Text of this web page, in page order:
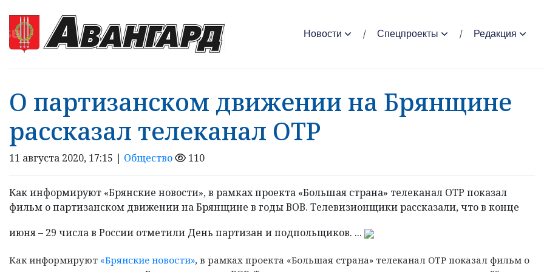
Новости Спецпроекты Редакция
О партизанском движении на Брянщине
рассказал телеканал ОТР
11 августа 2020, 17:15 | Общество 110
Как информируют «Брянские новости», в рамках проекта «Большая страна» телеканал ОТР показал
фильм о партизанском движении на Брянщине в годы ВОВ. Телевизионщики рассказали, что в конце
июня – 29 числа в России отметили День партизан и подпольщиков. ...
Как информируют «Брянские новости», в рамках проекта «Большая страна» телеканал ОТР показал фильм о